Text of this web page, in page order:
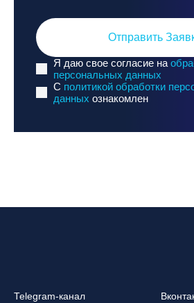
Отправить
Я даю свое согласие на
персональных данных
C политикой обработки
данных ознакомлен
Telegram-канал